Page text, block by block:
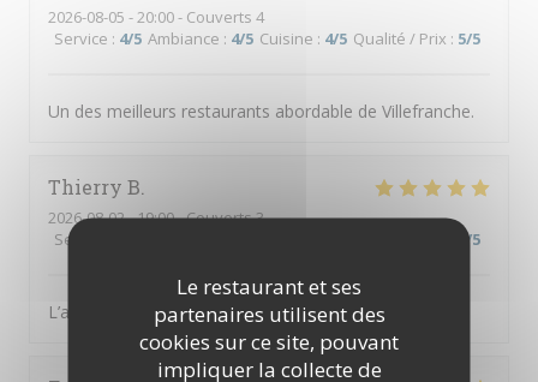
Le restaurant et ses
partenaires utilisent des
cookies sur ce site, pouvant
impliquer la collecte de
2026-08-05 - 20:00 - Couverts 4
Service : 4/5 Ambiance : 4/5 Cuisine : 4/5 Qualité / Prix : 5/5
Un des meilleurs restaurants abordable de Villefranche.
Thierry B
2026-08-02- 19:00 - Couverts 3
Service
/5
L’accueil est parfait, équipe au top, diner excellent